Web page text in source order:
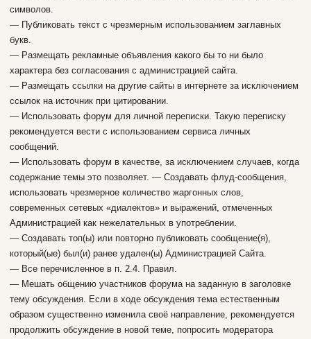
символов.
— Публиковать текст с чрезмерным использованием заглавных
букв.
— Размещать рекламные объявления какого бы то ни было
характера без согласования с администрацией сайта.
— Размещать ссылки на другие сайты в интернете за исключением
ссылок на источник при цитировании.
— Использовать форум для личной переписки. Такую переписку
рекомендуется вести с использованием сервиса личных
сообщений.
— Использовать форум в качестве, за исключением случаев, когда
содержание темы это позволяет. — Создавать флуд-сообщения,
использовать чрезмерное количество жаргонных слов,
современных сетевых «диалектов» и выражений, отмеченных
Администрацией как нежелательных в употреблении.
— Создавать топ(ы) или повторно публиковать сообщение(я),
который(ые) был(и) ранее удален(ы) Администрацией Сайта.
— Все перечисленное в п. 2.4. Правил.
— Мешать общению участников форума на заданную в заголовке
тему обсуждения. Если в ходе обсуждения тема естественным
образом существенно изменила своё направление, рекомендуется
продолжить обсуждение в новой теме, попросить модератора